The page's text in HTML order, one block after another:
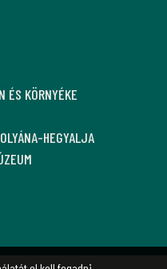
ÉS KÖRNYÉKE
HEGYALJA